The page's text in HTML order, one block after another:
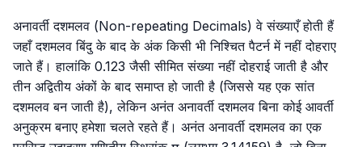
अनावर्ती दशमलव (Non-repeating Decimals) वे संख्याएँ होती हैं
जहाँ दशमलव बिंदु के बाद के अंक किसी भी निश्चित पैटर्न में नहीं दोहराए
जाते हैं। हालांकि 0.123 जैसी सीमित संख्या नहीं दोहराई जाती है और
तीन अद्वितीय अंकों के बाद समाप्त हो जाती है (जिससे यह एक सांत
दशमलव बन जाती है), लेकिन अनंत अनावर्ती दशमलव बिना कोई आवर्ती
अनुक्रम बनाए हमेशा चलते रहते हैं। अनंत अनावर्ती दशमलव का एक